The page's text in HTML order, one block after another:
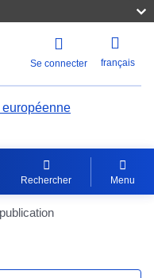
Se connecter français
européenne
Rechercher Menu
Portlet